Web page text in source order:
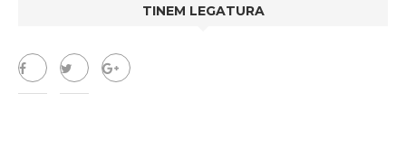
TINEM LEGATURA